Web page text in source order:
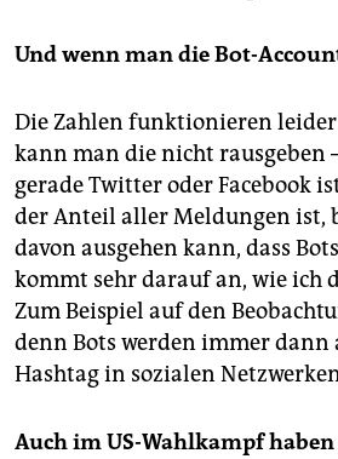
Und wenn man die Bot-
Die Zahlen funktionieren
kann man die nicht rausgeben
gerade Twitter oder Facebook
der Anteil aller Meldungen ist,
davon ausgehen kann, dass
kommt sehr darauf an, wie ich
Zum Beispiel auf den
denn Bots werden immer dann
Hashtag in sozialen
Auch im US-Wahlkampf